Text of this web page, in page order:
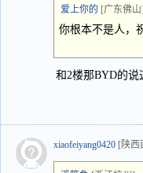
爱上你的 [广东佛山]
你根本不是人，
和2楼那BYD的说
xiaofeiyang0420 [陕西